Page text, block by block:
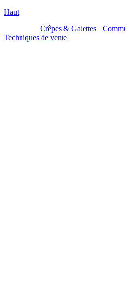
Haut
Crêpes & Galettes
Techniques de vente